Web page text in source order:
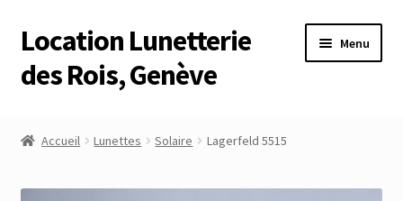
Aller
à
la
Aller
au
contenu
Location Lunetterie
des Rois, Genève
Menu
Accueil Lunettes Solaire Lagerfeld 5515